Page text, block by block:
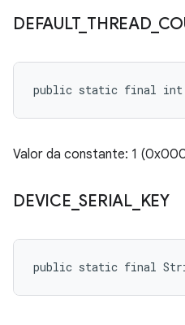
DEFAULT_ THREAD_
public static final int
Valor da constante: 1
DEVICE _SERIAL_ KEY
public static final String